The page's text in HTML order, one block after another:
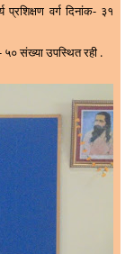
वर्ग दिनांक- ३१
५० संख्या उपस्थित रही .